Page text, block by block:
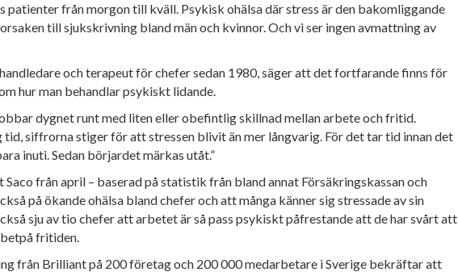
patienter från morgon till kväll. Psykisk ohälsa där stress är den bakomliggande
till sjukskrivning bland män och kvinnor. Och vi ser ingen avmattning av
och terapeut för chefer sedan 1980, säger att det fortfarande finns för
hur man behandlar psykiskt lidande.
dygnet runt med liten eller obefintligskillnad mellan arbete och fritid.
tid, siffrorna stiger för att stressen blivit än mer långvarig. För det tar tid innan det
inuti. Sedan börjardet märkas utåt.”
från april – baserad på statistik från blandannat Försäkringskassan och
på ökande ohälsa bland chefer och att många känner sig stressade av sin
sju av tio chefer att arbetet är så pass psykiskt påfrestande att de har svårt att
på fritiden.
från Brilliant på 200 företag och 200 000 medarbetare i Sverige bekräftar att